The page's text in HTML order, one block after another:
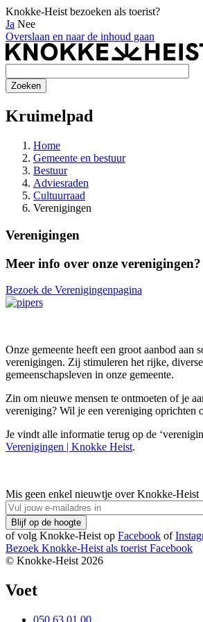
Knokke-Heist bezoeken als toerist?
Ja Nee
Overslaan en naar de inhoud gaan
Kruimelpad
Home
Gemeente en bestuur
Bestuur
Adviesraden
Cultuurraad
Verenigingen
Verenigingen
Meer info over onze verenigingen?
Bezoek de Verenigingenpagina
Onze gemeente heeft een groot aanbod aan
verenigingen. Zij stimuleren het rijke,
gemeenschapsleven in onze gemeente.
Zin om nieuwe mensen te ontmoeten of je
vereniging? Wil je een vereniging oprichten
Je vindt alle informatie terug op de
Verenigingen | Knokke Heist.
Mis geen enkel nieuwtje over Knokke-Heist
of volg Knokke-Heist op Facebook of
Bezoek Knokke-Heist als toerist Facebook
© Knokke-Heist 2026
Voet